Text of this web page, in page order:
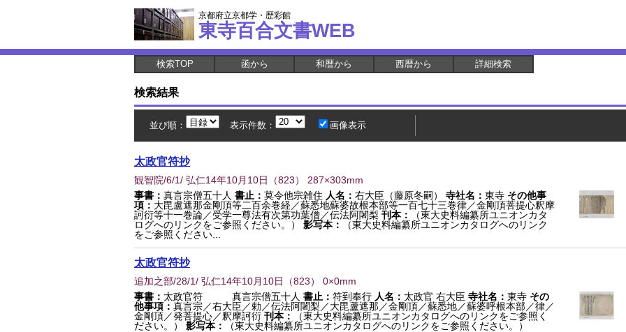
京都府立京都学・歴彩館
東寺百合文書WEB
検索TOP 函から 和暦から 西暦から 詳細検索
検索結果
並び順： 表示件数： 画像表示
太政官符抄
観智院/6/1/ 弘仁14年10月10日 （823） 287×303mm
事書： 真言宗僧五十人 書止： 莫令他宗雑住 人名： 右大臣（藤原冬嗣） 寺社名： 東寺 その他事
項： 大毘盧遮那金剛頂等二百余巻経／蘇悉地蘇婆故根本部等一百七十三巻律／金剛頂菩提心釈摩
訶衍等十一巻論／受学一尊法有次第功葉僧／伝法阿闍梨 刊本：
（東大史料編纂所ユニオンカタ
ログへのリンクをご参照ください。）
影写本：
（東大史料編纂所ユニオンカタログへのリンク
をご参照ください...
太政官符抄
追加之部/28/1/ 弘仁14年10月10日 （823） 0×0mm
事書： 太政官符 真言宗僧五十人 書止： 符到奉行 人名： 太政官 右大臣 寺社名： 東寺 その
他事項： 真言宗／右大臣／勅／伝法阿闍梨／大毘蘆遮那／金剛頂／蘇悉地／蘇婆呼根本部／律／
金剛頂／発菩提心／釈摩訶衍 刊本：
（東大史料編纂所ユニオンカタログへのリンクをご参照く
ださい。）
影写本： （東大史料編纂所ユニオンカタログへのリンクをご参照ください。）